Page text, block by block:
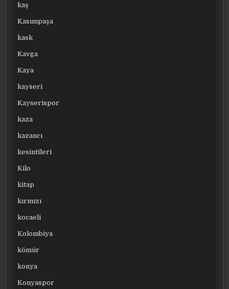
kaş
Kasımpaşa
kask
Kavga
Kaya
kayseri
Kayserispor
kaza
kazancı
kesintileri
Kilo
kitap
kırmızı
kocaeli
Kolombiya
kömür
konya
Konyaspor